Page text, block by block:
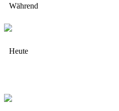
Während
Heute